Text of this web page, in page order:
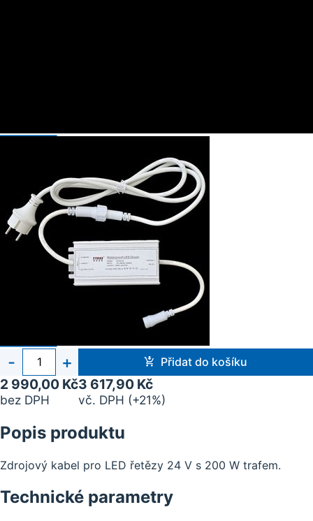
Počet
kusů
- + Přidat do košíku
2 990,00 Kč
bez DPH
3 617,90 Kč
vč. DPH (+21%)
Popis produktu
Zdrojový kabel pro LED řetězy 24 V s 200 W trafem.
Technické parametry